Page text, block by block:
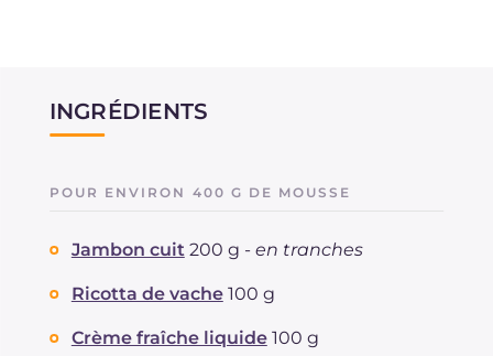
INGRÉDIENTS
POUR ENVIRON 400 G DE MOUSSE
Jambon cuit 200 g - en tranches
Ricotta de vache 100 g
Crème fraîche liquide 100 g